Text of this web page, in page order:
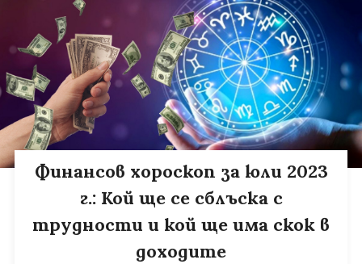
Финансов хороскоп за юли 2023
г.: Кой ще се сблъска с
трудности и кой ще има скок в
доходите